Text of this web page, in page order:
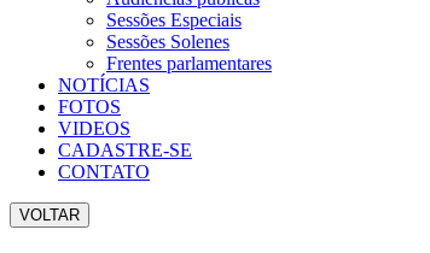
Sessões Especiais
Sessões Solenes
Frentes parlamentares
NOTÍCIAS
FOTOS
VIDEOS
CADASTRE-SE
CONTATO
VOLTAR